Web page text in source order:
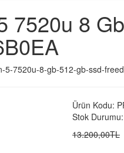
7520u 8
7520u-8-gb-512-gb-ssd-
Ürün Kodu:
Stok
13.200,00TL